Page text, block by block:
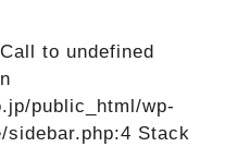
to undefined
public_html/wp-
Stack